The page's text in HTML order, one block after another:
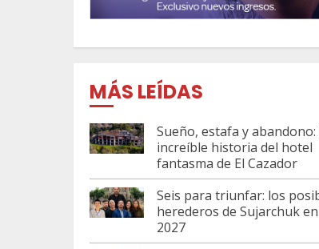
MÁS LEÍDAS
Sueño, estafa y abandono:
increíble historia del hotel
fantasma de El Cazador
Seis para triunfar: los
herederos de Sujarchuk en
2027